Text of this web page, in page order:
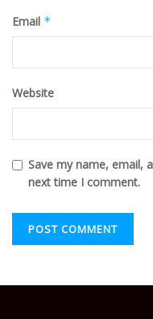
Email *
Website
Save my name, email,
next time I comment.